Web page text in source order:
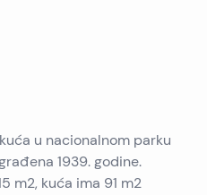
u nacionalnom parku
1939. godine.
m2, kuća ima 91 m2